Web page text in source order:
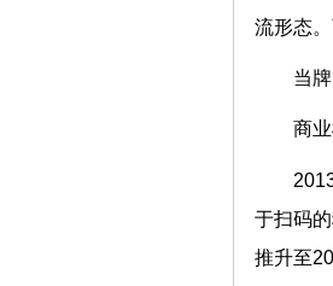
流形态
当
商
于扫码
推升至